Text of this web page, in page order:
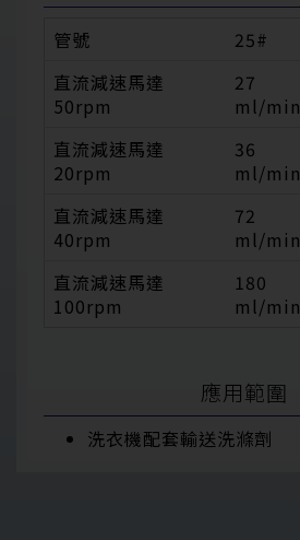
管號 25#
直流減速馬達
50rpm
27
ml/min
直流減速馬達
20rpm
36
ml/min
直流減速馬達
40rpm
72
ml/min
直流減速馬達
100rpm
180
ml/min
應用範圍
洗衣機配套輸送洗滌劑